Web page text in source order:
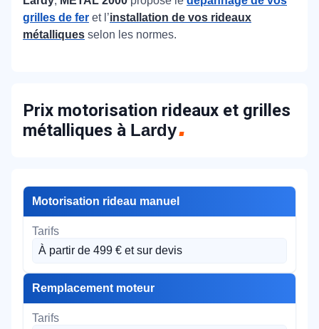
grilles de fer et l’installation de vos rideaux
métalliques selon les normes.
Prix motorisation rideaux et grilles
métalliques à Lardy
Motorisation rideau manuel
À partir de 499 € et sur devis
Remplacement moteur